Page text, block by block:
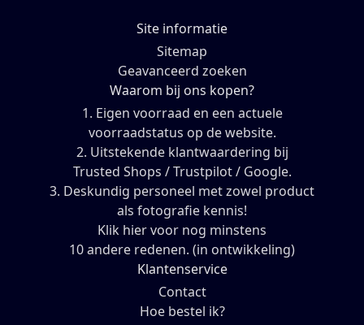
Site informatie
Sitemap
Geavanceerd zoeken
Waarom bij ons kopen?
1. Eigen voorraad en een actuele
voorraadstatus op de website.
2. Uitstekende klantwaardering bij
Trusted Shops / Trustpilot / Google.
3. Deskundig personeel met zowel product
als fotografie kennis!
Klik hier voor nog minstens
10 andere redenen. (in ontwikkeling)
Klantenservice
Contact
Hoe bestel ik?